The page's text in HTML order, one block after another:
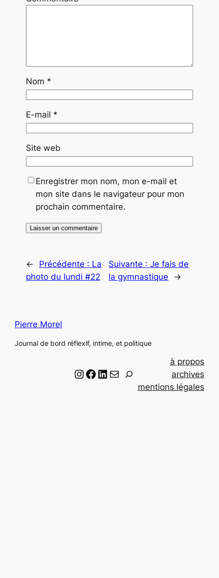
Nom *
E-mail *
Site web
Enregistrer mon nom, mon e-mail et
mon site dans le navigateur pour mon
prochain commentaire.
← Précédente : La
photo du lundi #22
Suivante :Je fais de
la gymnastique
→
Pierre Morel
Journal de bord réflexif, intime, et politique
Instagram Facebook LinkedIn Email
à propos
archives
mentions légales